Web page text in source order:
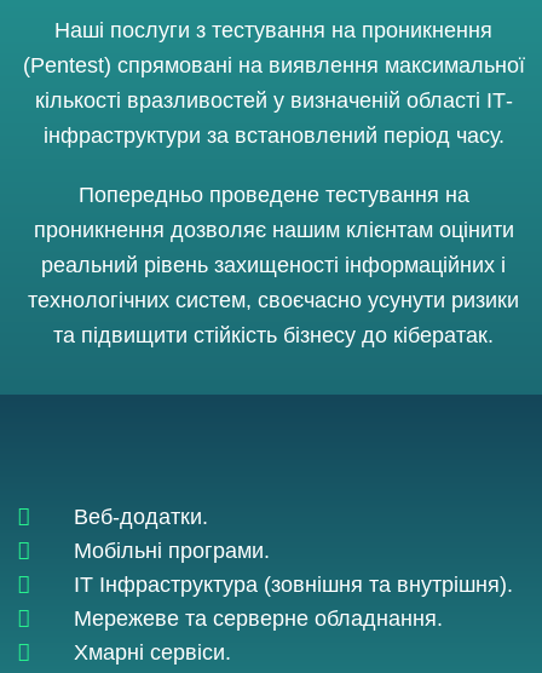
Наші послуги з тестування на проникнення
(Pentest) спрямовані на виявлення максимальної
кількості вразливостей у визначеній області ІТ-
інфраструктури за встановлений період часу.
Попередньо проведене тестування на
проникнення дозволяє нашим клієнтам оцінити
реальний рівень захищеності інформаційних і
технологічних систем, своєчасно усунути ризики
та підвищити стійкість бізнесу до кібератак.
Веб-додатки.
Мобільні програми.
ІТ Інфраструктура (зовнішня та внутрішня).
Мережеве та серверне обладнання.
Хмарні сервіси.